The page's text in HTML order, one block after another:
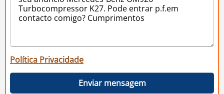
Política Privacidade
Enviar mensagem